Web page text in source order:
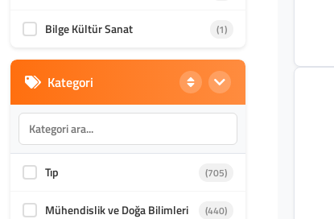
Bilge Kültür Sanat (1)
Kategori
Tıp (705)
Mühendislik ve Doğa Bilimleri (440)